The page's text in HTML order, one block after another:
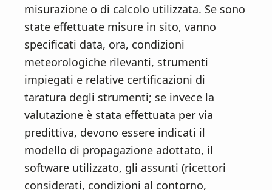
misurazione o di calcolo utilizzata. Se sono
state effettuate misure in sito, vanno
specificati data, ora, condizioni
meteorologiche rilevanti, strumenti
impiegati e relative certificazioni di
taratura degli strumenti; se invece la
valutazione è stata effettuata per via
predittiva, devono essere indicati il
modello di propagazione adottato, il
software utilizzato, gli assunti (ricettori
considerati, condizioni al contorno,